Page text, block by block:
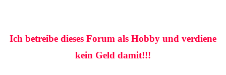
Ich betreibe dieses Forum als Hobby und verdiene
kein Geld damit!!!